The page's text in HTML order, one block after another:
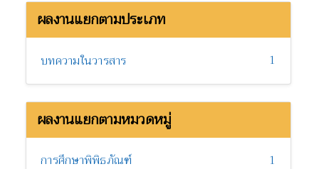
ผลงานแยกตามประเภท
บทความในวารสาร 1
ผลงานแยกตามหมวดหมู่
การศึกษาพิพิธภัณฑ์ 1